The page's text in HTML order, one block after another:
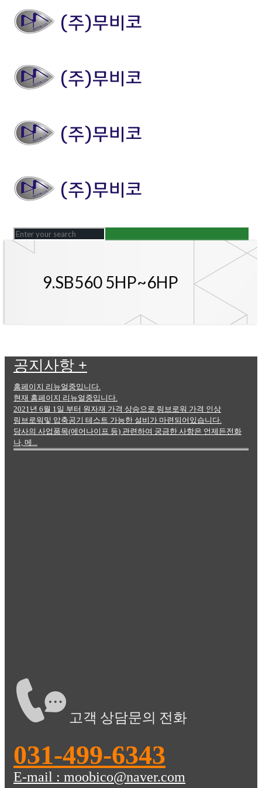
9.SB560 5HP~6HP
공지사항 +
홈페이지 리뉴얼중입니다.
현재 홈페이지 리뉴얼중입니다.
2021년 6월 1일 부터 원자재 가격 상승으로 링브로워 가격 인상
링브로워및 압축공기 테스트 가능한 설비가 마련되어있습니다.
당사의 사업품목(에어나이프 등) 관련하여 궁금한 사항은 언제든전화
나, 메...
고객 상담문의 전화
031-499-6343
E-mail : moobico@naver.com